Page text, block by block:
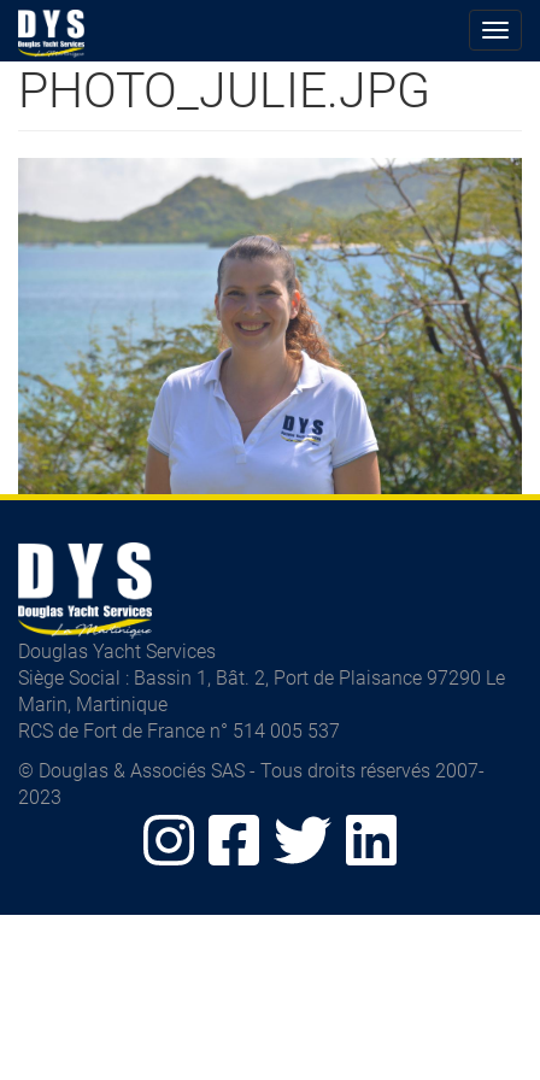
Aller
principal
PHOTO_JULIE.JPG
Douglas Yacht Services
Siège Social : Bassin 1, Bât. 2, Port de Plaisance 97290 Le
Marin, Martinique
RCS de Fort de France n° 514 005 537
© Douglas & Associés SAS - Tous droits réservés 2007-
2023